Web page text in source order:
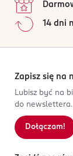
14 dni
Zapisz się na
Lubisz być na
do newslettera.
Dołączam!